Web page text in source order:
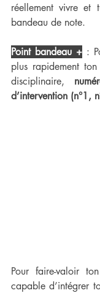
réellement vivre et
bandeau de note.
Point bandeau + :
plus rapidement
disciplinaire,
d’intervention (n°1,
Pour faire-valoir
capable d’intégrer